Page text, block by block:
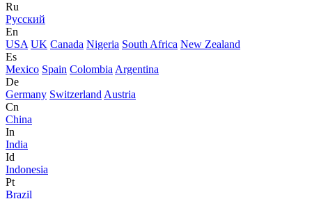
Ru
Русский
En
USA UK Canada Nigeria South Africa New Zealand
Es
Mexico Spain Colombia Argentina
De
Germany Switzerland Austria
Cn
China
In
India
Id
Indonesia
Pt
Brazil